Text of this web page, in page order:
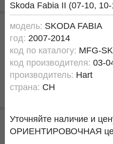
Skoda Fabia II (07-10,
модель: SKODA FABIA
год: 2007-2014
код по каталогу: MFG-
код производителя: 03-
производитель: Hart
страна: CH
Уточняйте наличие и
ОРИЕНТИРОВОЧНАЯ